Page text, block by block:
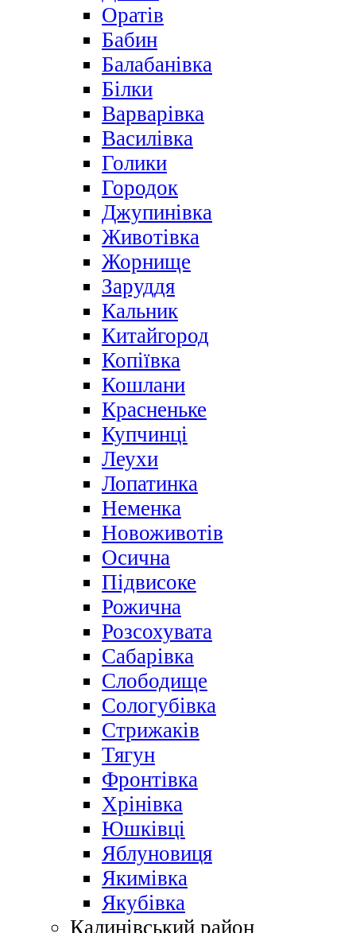
Оратів
Бабин
Балабанівка
Білки
Варварівка
Василівка
Голики
Городок
Джупинівка
Животівка
Жорнище
Заруддя
Кальник
Китайгород
Копіївка
Кошлани
Красненьке
Купчинці
Леухи
Лопатинка
Неменка
Новоживотів
Осична
Підвисоке
Рожична
Розсохувата
Сабарівка
Слободище
Сологубівка
Стрижаків
Тягун
Фронтівка
Хрінівка
Юшківці
Яблуновиця
Якимівка
Якубівка
Калинівський район